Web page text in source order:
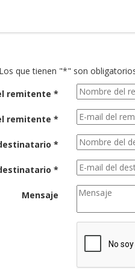
que tienen "*" son
remitente *
remitente *
*
*
Mensaje